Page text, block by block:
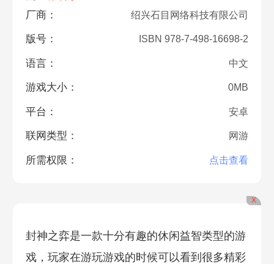
厂商： 绍兴石目网络科技有限公司
版号： ISBN 978-7-498-16698-2
语言： 中文
游戏大小： 0MB
平台： 安卓
联网类型： 网游
所需权限： 点击查看
X
封神之弈是一款十分有趣的休闲益智类型的游
戏，玩家在游玩游戏的时候可以看到很多精彩